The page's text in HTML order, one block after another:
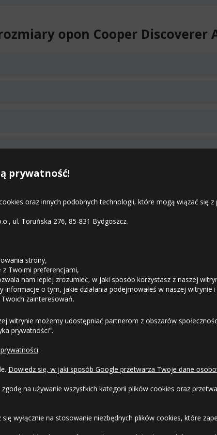
prywatność!
oraz innych podobnych technologii, które mogą wiązać się
ul. Toruńska 276, 85-831 Bydgoszcz.
strony,
z Twoimi preferencjami,
nam lepiej zrozumieć, w jaki sposób korzystasz z naszej
informacje o tym, jakie działania podejmowałeś w naszej witrynie
zainteresowań.
witrynie możemy udostępniać partnerom z obszarów
prywatności".
.
Dowiedz się, w jaki sposób Google przetwarza Twoje dane
na używanie wszystkich kategorii plików cookies oraz
wyłącznie na stosowanie niezbędnych plików cookies, które
opon Cooper Discoverer
Duża ilość
Duża ilość
Średnia ilość
Duża ilość
Duża ilość
Średnia ilość
Mała ilość
Średnia ilość
Duża ilość
Odstąpienie od umowy
Dlaczego warto kupić w 24opony.pl